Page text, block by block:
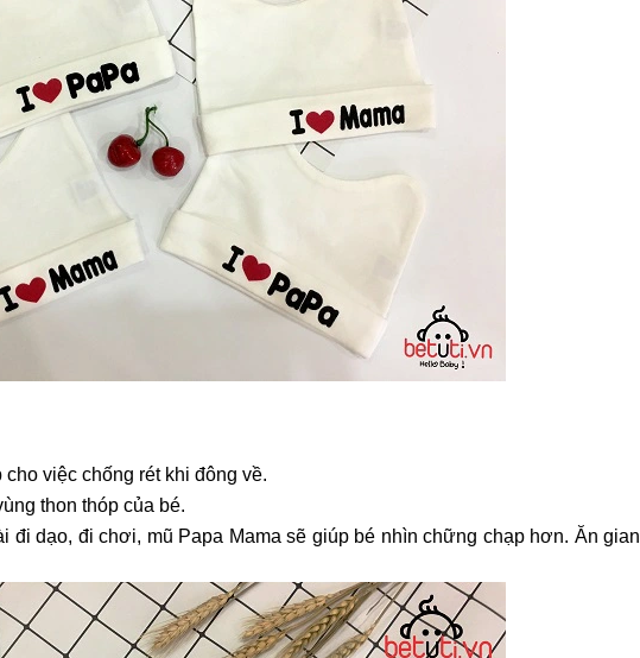
việc chống rét khi đông về.
thon thóp của bé.
đi dạo, đi chơi, mũ Papa Mama sẽ giúp bé nhìn chững chạp hơn. Ăn gian